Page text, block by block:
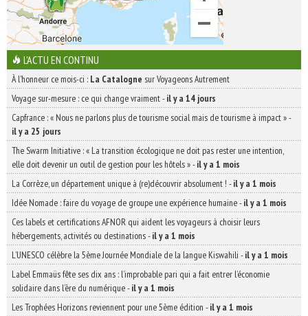
L'ACTU EN CONTINU
À l'honneur ce mois-ci : La Catalogne sur Voyageons Autrement
Voyage sur-mesure : ce qui change vraiment-il y a 14 jours
Capfrance : « Nous ne parlons plus de tourisme social mais de tourisme à impact »-
il y a 25 jours
The Swarm Initiative : « La transition écologique ne doit pas rester une intention,
elle doit devenir un outil de gestion pour les hôtels »-il y a 1 mois
La Corrèze, un département unique à (re)découvrir absolument ! -il y a 1 mois
Idée Nomade : faire du voyage de groupe une expérience humaine-il y a 1 mois
Ces labels et certifications AFNOR qui aident les voyageurs à choisir leurs
hébergements, activités ou destinations-il y a 1 mois
L’UNESCO célèbre la 5ème Journée Mondiale de la langue Kiswahili -il y a 1 mois
Label Emmaüs fête ses dix ans : l’improbable pari qui a fait entrer l’économie
solidaire dans l’ère du numérique-il y a 1 mois
Les Trophées Horizons reviennent pour une 5ème édition -il y a 1 mois